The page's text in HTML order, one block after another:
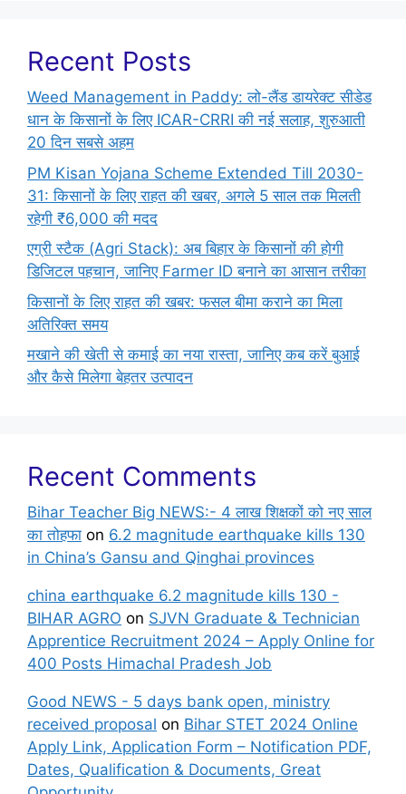
Recent Posts
Weed Management in Paddy: लो-लैंड डायरेक्ट सीडेड
धान के किसानों के लिए ICAR-CRRI की नई सलाह, शुरुआती
20 दिन सबसे अहम
PM Kisan Yojana Scheme Extended Till 2030-
31: किसानों के लिए राहत की खबर, अगले 5 साल तक मिलती
रहेगी ₹6,000 की मदद
एग्री स्टैक (Agri Stack): अब बिहार के किसानों की होगी
डिजिटल पहचान, जानिए Farmer ID बनाने का आसान तरीका
किसानों के लिए राहत की खबर: फसल बीमा कराने का मिला
अतिरिक्त समय
मखाने की खेती से कमाई का नया रास्ता, जानिए कब करें बुआई
और कैसे मिलेगा बेहतर उत्पादन
Recent Comments
Bihar Teacher Big NEWS:- 4 लाख शिक्षकों को नए साल
का तोहफा on 6.2 magnitude earthquake kills 130
in China’s Gansu and Qinghai provinces
china earthquake 6.2 magnitude kills 130 -
BIHAR AGRO on SJVN Graduate & Technician
Apprentice Recruitment 2024 – Apply Online for
400 Posts Himachal Pradesh Job
Good NEWS - 5 days bank open, ministry
received proposal on Bihar STET 2024 Online
Apply Link, Application Form – Notification PDF,
Dates, Qualification & Documents, Great